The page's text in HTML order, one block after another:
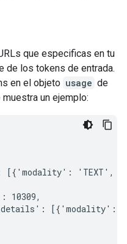
que especificas en tu
de los tokens de entrada.
en el objeto usage de
un ejemplo:
[{'modality': 'TEXT',
10309,
[{'modality':